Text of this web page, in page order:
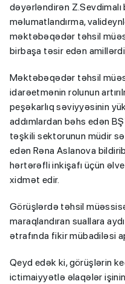
dəyərləndirən
məlumatlandırma,
məktəbəqədər təhsil
birbaşa təsir edən
Məktəbəqədər təhsil
idarəetmənin rolunun
peşəkarlıq səviyyəsinin
addımlardan bəhs edən
təşkili sektorunun müdir
edən Rəna Aslanova
hərtərəfli inkişafı üçün
xidmət edir.
Görüşlərdə təhsil
maraqlandıran suallara
ətrafında fikir mübadiləsi
Qeyd edək ki, görüşlərin
ictimaiyyətlə əlaqələr işinin